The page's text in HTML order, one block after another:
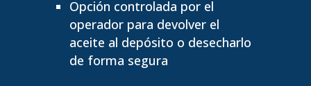
Opción controlada por el
operador para devolver el
aceite al depósito o desecharlo
de forma segura